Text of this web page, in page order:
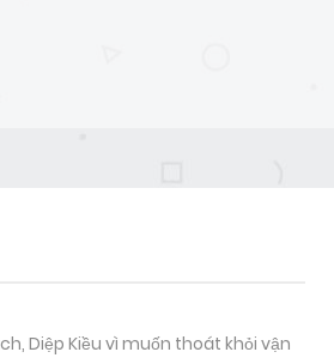
Diệp Kiều vì muốn thoát khỏi vận